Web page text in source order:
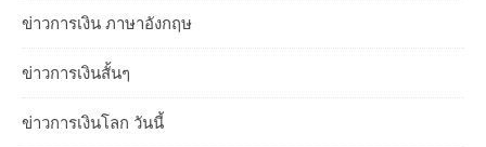
ข่าวการเงิน ภาษาอังกฤษ
ข่าวการเงินสั้นๆ
ข่าวการเงินโลก วันนี้